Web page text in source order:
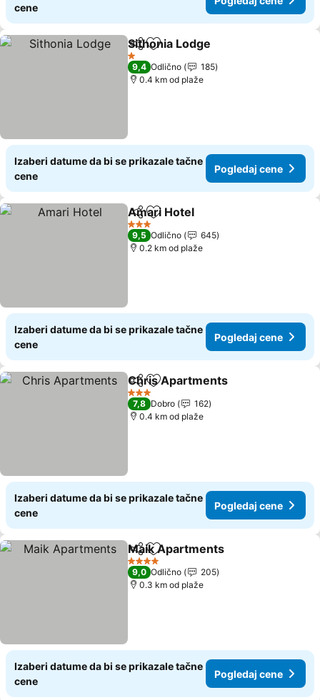
cene
Deli Dodati u favorite
Sithonia Lodge
1 Zvezdice
9,4 Odlično
185
0.4 km od plaže
Izaberi datume da bi se prikazale tačne
cene
Pogledaj cene
Deli Dodati u favorite
Amari Hotel
3 Zvezdice
9,5 Odlično
645
0.2 km od plaže
Izaberi datume da bi se prikazale tačne
cene
Pogledaj cene
Deli Dodati u favorite
Chris Apartments
3 Zvezdice
7,8 Dobro
162
0.4 km od plaže
Izaberi datume da bi se prikazale tačne
cene
Pogledaj cene
Deli Dodati u favorite
Maik Apartments
4 Zvezdice
9,0 Odlično
205
0.3 km od plaže
Izaberi datume da bi se prikazale tačne
cene
Pogledaj cene